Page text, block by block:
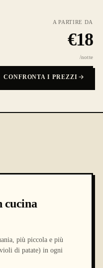
A PARTIRE DA
€18
/notte
CONFRONTA I PREZZI
cucina
più piccola e più
di patate) in ogni